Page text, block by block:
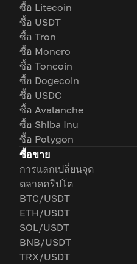
ซื้อ Litecoin
ซื้อ USDT
ซื้อ Tron
ซื้อ Monero
ซื้อ Toncoin
ซื้อ Dogecoin
ซื้อ USDC
ซื้อ Avalanche
ซื้อ Shiba Inu
ซื้อ Polygon
ซื้อขาย
การแลกเปลี่ยนจุด
ตลาดคริปโต
BTC/USDT
ETH/USDT
SOL/USDT
BNB/USDT
TRX/USDT